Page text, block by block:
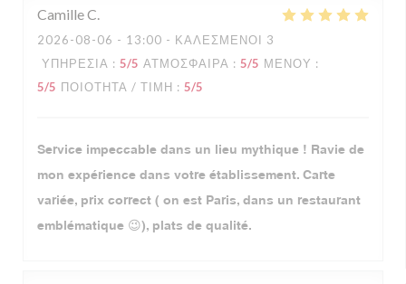
CamilleC
2026-08-06 - 13:00 - ΚΑΛΕΣΜΈΝΟΙ 3
ΥΠΗΡΕΣΊΑ : 5/5 ΑΤΜΌΣΦΑΙΡΑ : 5/5 ΜΕΝΟΎ :
5/5 ΠΟΙΌΤΗΤΑ / ΤΙΜΉ : 5/5
Service impeccable dans un lieu mythique ! Ravie de
mon expérience dans votre établissement. Carte
variée, prix correct ( on est Paris, dans un restaurant
emblématique 😉), plats de qualité.